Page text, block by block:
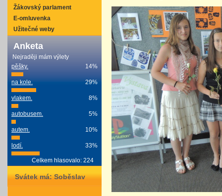
Žákovský parlament
E-omluvenka
Užitečné weby
Anketa
Nejraději mám výlety
pěšky.
14%
na kole. 29%
vlakem. 8%
autobusem. 5%
autem. 10%
lodí. 33%
Celkem hlasovalo: 224
Svátek má:Soběslav